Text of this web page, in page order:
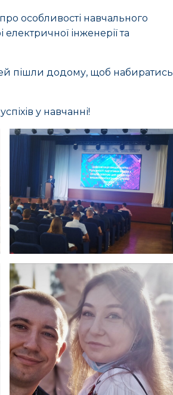
особливості навчального
інженерії та
пішли додому, щоб набиратись
у навчанні!